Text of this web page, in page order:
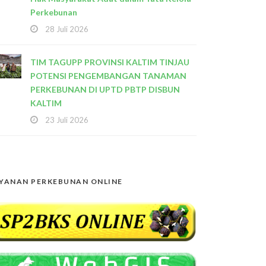
Perkebunan
28 Juli 2026
TIM TAGUPP PROVINSI KALTIM TINJAU
POTENSI PENGEMBANGAN TANAMAN
PERKEBUNAN DI UPTD PBTP DISBUN
KALTIM
23 Juli 2026
PERKEBUNAN ONLINE